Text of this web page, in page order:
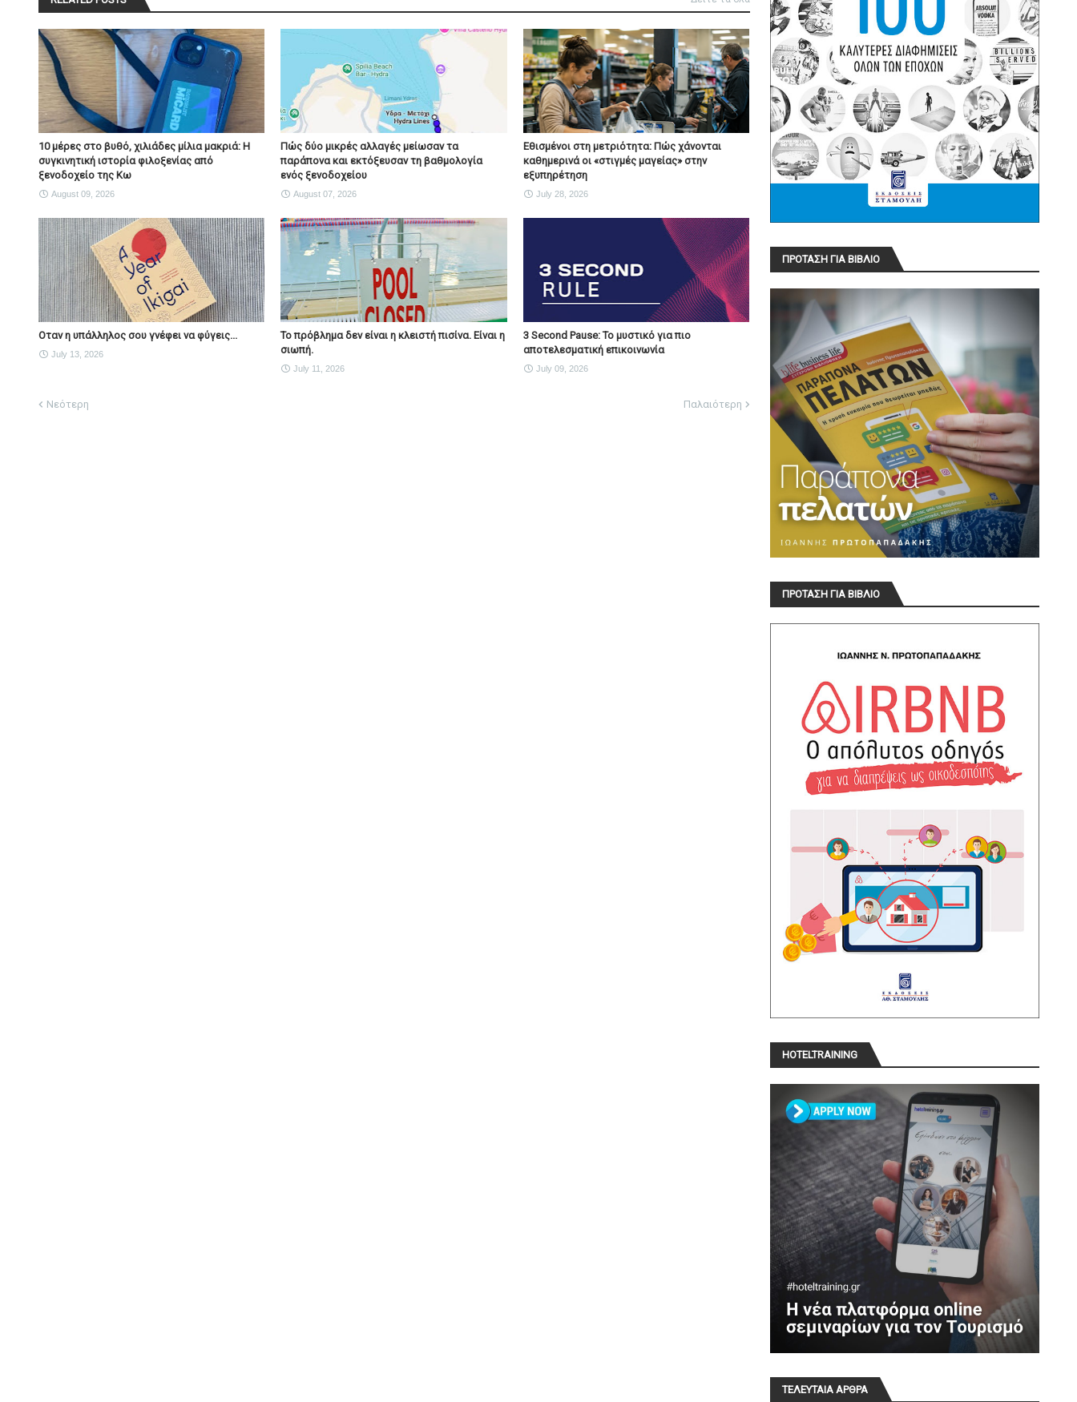
10 μέρες στο βυθό, χιλιάδες μίλια μακριά: Η
συγκινητική ιστορία φιλοξενίας από
ξενοδοχείο της Κω
August 09, 2026
Πώς δύο μικρές αλλαγές μείωσαν τα
παράπονα και εκτόξευσαν τη βαθμολογία
ενός ξενοδοχείου
August 07, 2026
Εθισμένοι στη μετριότητα: Πώς χάνονται
καθημερινά οι «στιγμές μαγείας» στην
εξυπηρέτηση
July 28, 2026
Οταν η υπάλληλος σου γνέφει να φύγεις...
July 13, 2026
Το πρόβλημα δεν είναι η κλειστή πισίνα. Είναι η
σιωπή.
July 11, 2026
3 Second Pause: Το μυστικό για πιο
αποτελεσματική επικοινωνία
July 09, 2026
Νεότερη Παλαιότερη
ΠΡΟΤΑΣΗ ΓΙΑ ΒΙΒΛΙΟ
ΠΡΟΤΑΣΗ ΓΙΑ ΒΙΒΛΙΟ
HOTELTRAINING
ΤΕΛΕΥΤΑΙΑ ΑΡΘΡΑ